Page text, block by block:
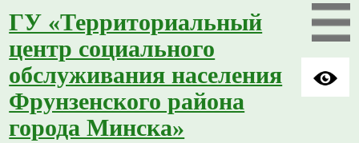
ГУ «Территориальный
центр социального
обслуживания населения
Фрунзенского района
города Минска»